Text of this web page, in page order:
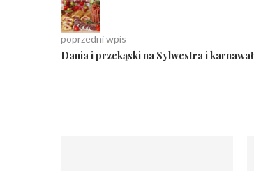
poprzedni wpis
Dania i przekąski na Sylwestra i karnawał